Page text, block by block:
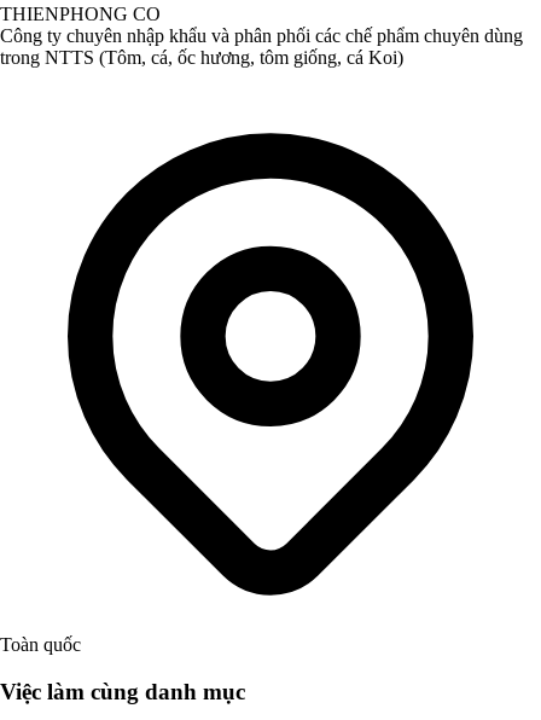
THIENPHONG CO
Công ty chuyên nhập khẩu và phân phối các chế phẩm chuyên dùng
trong NTTS (Tôm, cá, ốc hương, tôm giống, cá Koi)
Toàn quốc
Việc làm cùng danh mục